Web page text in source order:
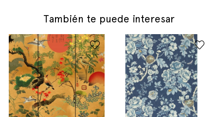
También te puede interesar